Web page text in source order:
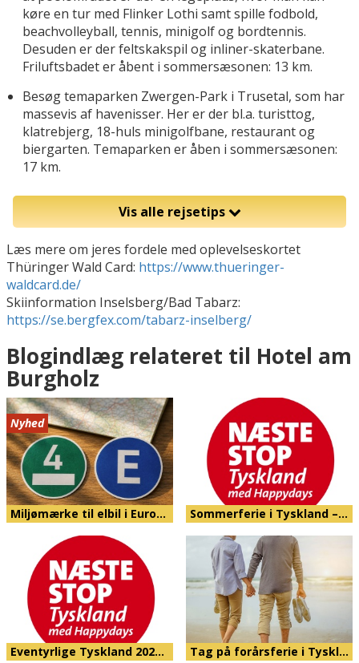
køre en tur med Flinker Lothi samt spille fodbold,
beachvolleyball, tennis, minigolf og bordtennis.
Desuden er der feltskakspil og inliner-skaterbane.
Friluftsbadet er åbent i sommersæsonen: 13 km.
Besøg temaparken Zwergen-Park i Trusetal, som har
massevis af havenisser. Her er der bl.a. turisttog,
klatrebjerg, 18-huls minigolfbane, restaurant og
biergarten. Temaparken er åben i sommersæsonen:
17 km.
Vis alle rejsetips
Læs mere om jeres fordele med oplevelseskortet
Thüringer Wald Card: https://www.thueringer-
waldcard.de/
Skiinformation Inselsberg/Bad Tabarz:
https://se.bergfex.com/tabarz-inselberg/
Blogindlæg relateret til Hotel am
Burgholz
Nyhed
Miljømærke til elbil i Euro… Sommerferie i Tyskland –…
Eventyrlige Tyskland 202… Tag på forårsferie i Tyskl…